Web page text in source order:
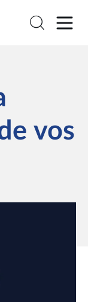
vos